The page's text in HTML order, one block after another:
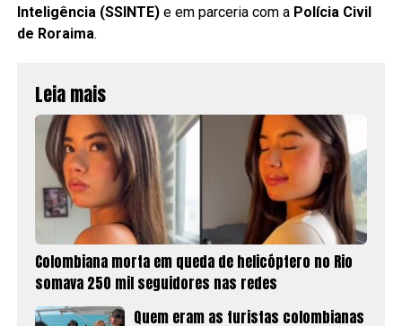
Inteligência (SSINTE)e em parceria com a Polícia Civil
de Roraima.
Leia mais
Colombiana morta em queda de helicóptero no Rio
somava 250 mil seguidores nas redes
Quem eram as turistas colombianas